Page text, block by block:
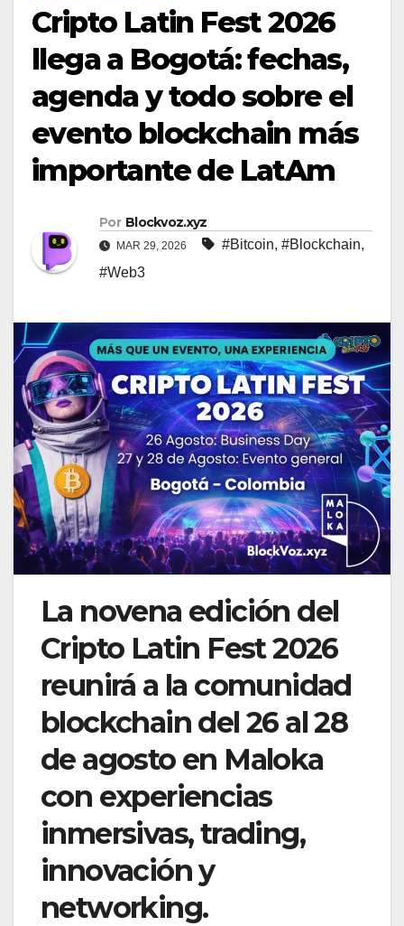
Cripto Latin Fest 2026
llega a Bogotá: fechas,
agenda y todo sobre el
evento blockchain más
importante de LatAm
Por Blockvoz.xyz
MAR 29, 2026 #Bitcoin, #Blockchain,
#Web3
La novena edición del
Cripto Latin Fest 2026
reunirá a la comunidad
blockchain del 26 al 28
de agosto en Maloka
con experiencias
inmersivas, trading,
innovación y
networking.